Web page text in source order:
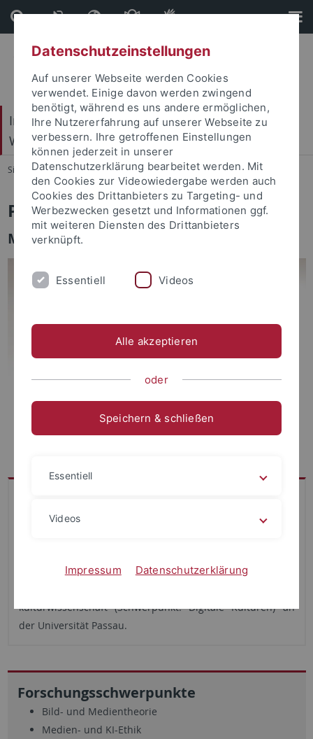
Direkt
zum
Inhalt
Direkt
zur
Fußleiste
Internationales Zentrum für Ethik in den
Wissenschaften (IZEW)
Sie sind hier: Startseite ... Team
PD Dr. Martin Hennig (Teamleiter)
Medienethik, Technikphilosophie & KI
promovierte er mit der Arbeit "Spielräume als
Postdoc am DFG-Graduiertenkolleg 1681/2 „Privatheit und
kultur­wissenschaft (Schwerpunkt: Digitale Kulturen) an
der Universität Passau.
Forschungsschwerpunkte
Bild- und Medientheorie
Medien- und KI-Ethik
Datenschutzeinstellungen
Auf unserer Webseite werden Cookies
verwendet. Einige davon werden zwingend
benötigt, während es uns andere ermöglichen,
Ihre Nutzererfahrung auf unserer Webseite zu
verbessern. Ihre getroffenen Einstellungen
können jederzeit in unserer
Datenschutzerklärung bearbeitet werden. Mit
den Cookies zur Videowiedergabe werden auch
Cookies des Drittanbieters zu Targeting- und
Werbezwecken gesetzt und Informationen ggf.
mit weiteren Diensten des Drittanbieters
verknüpft.
Essentiell Videos
Alle akzeptieren
oder
Speichern & schließen
Essentiell
Videos
Impressum Datenschutzerklärung